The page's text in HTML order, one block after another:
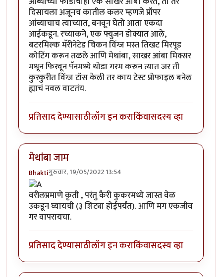
दिसायला अजूनच कातील कलर म्हणजे प्रॉपर
आंब्याचाच त्याच्यात, बनवून घेतो आता एकदा
आईकडून. रच्याकने, एक फ्युजन डोक्यात आले,
बटरमिल्क मॅरीनेटेड चिकन विंग्ज मस्त तिखट मिरपूड
कोटिंग करून तळले आणि मेथांबा, साखर आंबा मिक्सर
मधून फिरवून पॅनमध्ये थोडा गरम करून त्यात जर ती
कुरकुरीत विंग्ज टॉस केली तर काय टेस्ट प्रोफाइल बनेल
ह्याचं नवल वाटतंय.
प्रतिसाद देण्यासाठीलॉग इन कराकिंवासदस्य व्हा
मेथांबा जाम
Bhaktiगुरुवार, 19/05/2022 13:54
वरीलप्रमाणे कृती , परंतु कैरी कुकरमध्ये जास्त वेळ
उकडून घ्यायची (३ शिट्या होईपर्यंत). आणि मग एकजीव
गर वापरायचा.
प्रतिसाद देण्यासाठीलॉग इन कराकिंवासदस्य व्हा